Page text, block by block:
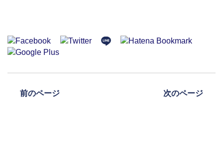
前のページ 次のページ